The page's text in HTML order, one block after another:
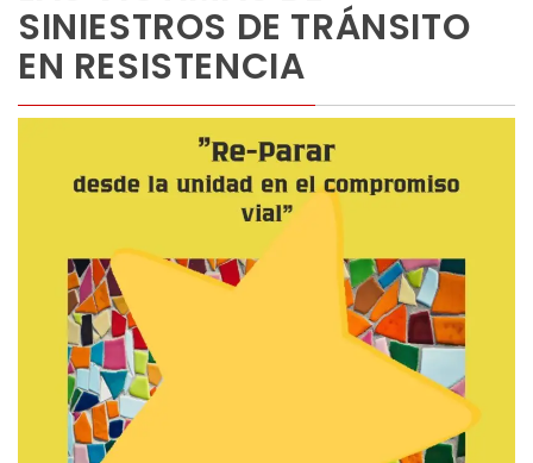
SINIESTROS DE TRÁNSITO
EN RESISTENCIA